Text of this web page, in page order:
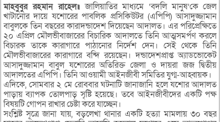
মাহবুবুর রহমান রাহেল॥ জালিয়াতির মাধ্যমে ‘বদলি মানুষ’কে জেল
খাটানোর দায়ে যশোরের পাবলিক প্রসিকিউটর (এপিপি) আসাদুজ্জামান
বাবুলকে তিন বছরের কারাদন্ডাদেশ দিয়েছেন আদালত। এর পরিপ্রেক্ষিতে
২০ এপ্রিল মৌলভীবাজারের বিচারিক আদালতে তিনি আত্মসমর্পণ করলে
বিচারক তাকে কারাগারে পাঠানোর নির্দেশ দেন। সেই থেকে তিনি
মৌলভীবাজারের কারাগারে বন্দি রয়েছেন। দন্ডাদেশপ্রাপ্ত অ্যাডভোকেট
আসাদুজ্জামান বাবুল যশোরের অতিরিক্ত জেলা ও দায়রা জজ দ্বিতীয়
আদালতের এপিপি। তিনি আওয়ামী আইনজীবী সমিতির যুগ্ম-আহ্বায়ক।
এদিকে, সোমবার ২ মে রোববার ঘটনাটি জানাজানি হলে যশোর আদালত
পাড়ায় ব্যাপক তোলপাড় সৃষ্টি হয়েছে। তবে আইনজীবীদের একটি পক্ষ
বিষয়টি গোপন রাখার চেষ্টা করে যাচ্ছেন।
সংশ্লিষ্ট সূত্রে জানা যায়, বড়লেখা থানার একটি হত্যা মামলায় ৩০ বছর